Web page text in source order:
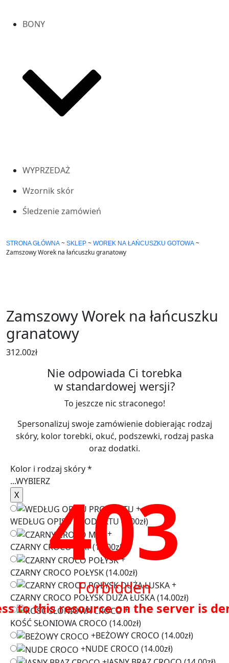
BONY
WYPRZEDAŻ
Wzornik skór
Śledzenie zamówień
STRONA GŁÓWNA ~ SKLEP ~ WOREK NA ŁAŃCUSZKU GOTOWA ~
Zamszowy Worek na łańcuszku granatowy
Zamszowy Worek na łańcuszku
granatowy
312.00zł
Nie odpowiada Ci torebka
w standardowej wersji?
To jeszcze nic straconego!
Spersonalizuj swoje zamówienie dobierając rodzaj
skóry, kolor torebki, okuć, podszewki, rodzaj paska
oraz dodatki.
Kolor i rodzaj skóry*
...WYBIERZ
+
WEDŁUG OPISU PRODUKTU (0.00zł)
+
CZARNY CROCO MAT(14.00zł)
+
CZARNY CROCO POŁYSK(14.00zł)
+
CZARNY CROCO POŁYSK DUŻA ŁUSKA(14.00zł)
+
KOŚĆ SŁONIOWA CROCO (14.00zł)
+BEŻOWY CROCO (14.00zł)
+NUDE CROCO (14.00zł)
403
Forbidden
to this resource on the server is